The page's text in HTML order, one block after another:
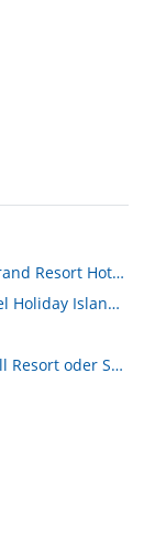
The Grand Hotel Hurghada oder The Grand Resort Hotel Hurghada
Einige fragen zu Malediven &#x2F; Hotel Holiday Island Resort ex Villa Holiday Island
Welches Hotel Aydinbey Kings,Sheashell Resort oder Saphir Resort?oder ein anderes Hotel